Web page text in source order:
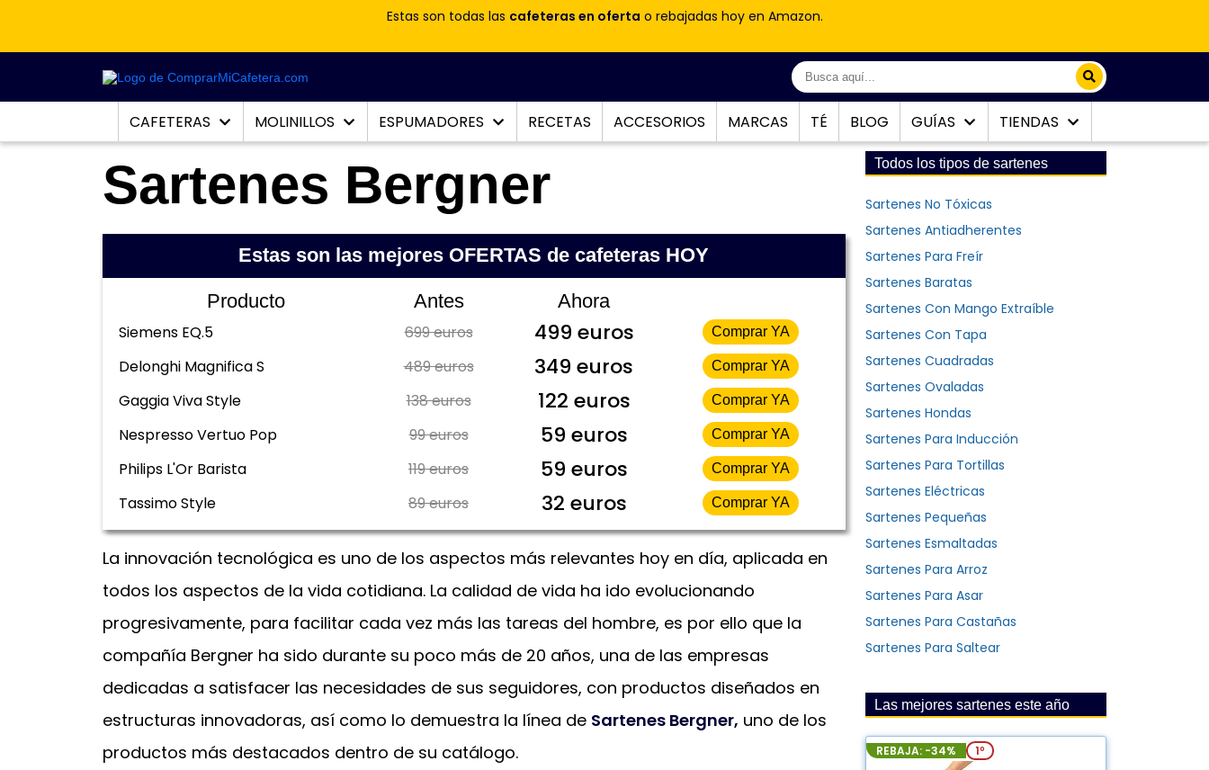
Estas son todas las cafeteras en oferta o rebajadas hoy en Amazon.
CAFETERAS MOLINILLOS ESPUMADORES RECETAS ACCESORIOS MARCAS TÉ BLOG GUÍAS TIENDAS
Sartenes Bergner
Estas son las mejores OFERTAS de cafeteras HOY
Producto Antes Ahora
Siemens EQ.5 699 euros 499 euros Comprar YA
Delonghi Magnifica S 489 euros 349 euros Comprar YA
Gaggia Viva Style 138 euros 122 euros Comprar YA
Nespresso Vertuo Pop 99 euros 59 euros Comprar YA
Philips L'Or Barista 119 euros 59 euros Comprar YA
Tassimo Style 89 euros 32 euros Comprar YA
La innovación tecnológica es uno de los aspectos más relevantes hoy en día, aplicada en
todos los aspectos de la vida cotidiana. La calidad de vida ha ido evolucionando
progresivamente, para facilitar cada vez más las tareas del hombre, es por ello que la
compañía Bergner ha sido durante su poco más de 20 años, una de las empresas
dedicadas a satisfacer las necesidades de sus seguidores, con productos diseñados en
estructuras innovadoras, así como lo demuestra la línea de Sartenes Bergner, uno de los
productos más destacados dentro de su catálogo.
Todos los tipos de sartenes
Sartenes No Tóxicas
Sartenes Antiadherentes
Sartenes Para Freír
Sartenes Baratas
Sartenes Con Mango Extraíble
Sartenes Con Tapa
Sartenes Cuadradas
Sartenes Ovaladas
Sartenes Hondas
Sartenes Para Inducción
Sartenes Para Tortillas
Sartenes Eléctricas
Sartenes Pequeñas
Sartenes Esmaltadas
Sartenes Para Arroz
Sartenes Para Asar
Sartenes Para Castañas
Sartenes Para Saltear
Las mejores sartenes este año
REBAJA: -34% 1º